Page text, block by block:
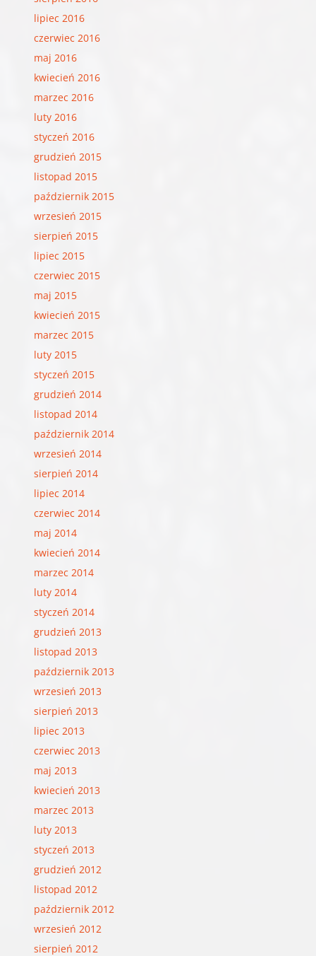
lipiec 2016
czerwiec 2016
maj 2016
kwiecień 2016
marzec 2016
luty 2016
styczeń 2016
grudzień 2015
listopad 2015
październik 2015
wrzesień 2015
sierpień 2015
lipiec 2015
czerwiec 2015
maj 2015
kwiecień 2015
marzec 2015
luty 2015
styczeń 2015
grudzień 2014
listopad 2014
październik 2014
wrzesień 2014
sierpień 2014
lipiec 2014
czerwiec 2014
maj 2014
kwiecień 2014
marzec 2014
luty 2014
styczeń 2014
grudzień 2013
listopad 2013
październik 2013
wrzesień 2013
sierpień 2013
lipiec 2013
czerwiec 2013
maj 2013
kwiecień 2013
marzec 2013
luty 2013
styczeń 2013
grudzień 2012
listopad 2012
październik 2012
wrzesień 2012
sierpień 2012